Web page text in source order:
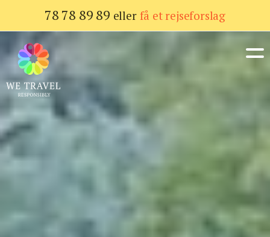
til
hovedindhold
78 78 89 89 eller få et rejseforslag